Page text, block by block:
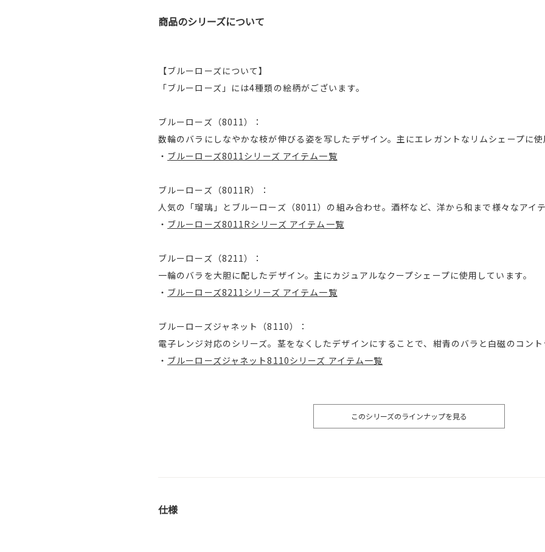
商品のシリーズについて
【ブルーローズについて】
「ブルーローズ」には4種類の絵柄がございます。
ブルーローズ（8011）：
数輪のバラにしなやかな枝が伸びる姿を写したデザイン。主にエレガントなリムシェープに使
・ ブルーローズ8011シリーズ アイテム一覧
ブルーローズ（8011R）：
人気の「瑠璃」とブルーローズ（8011）の組み合わせ。酒杯など、洋から和まで様々なアイ
・ ブルーローズ8011Rシリーズ アイテム一覧
ブルーローズ（8211）：
一輪のバラを大胆に配したデザイン。主にカジュアルなクープシェープに使用しています。
・ ブルーローズ8211シリーズ アイテム一覧
ブルーローズジャネット（8110）：
電子レンジ対応のシリーズ。茎をなくしたデザインにすることで、紺青のバラと白磁のコント
・ ブルーローズジャネット8110シリーズ アイテム一覧
このシリーズのラインナップを見る
仕様